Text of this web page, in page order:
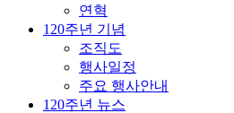
연혁
120주년 기념
조직도
행사일정
주요 행사안내
120주년 뉴스